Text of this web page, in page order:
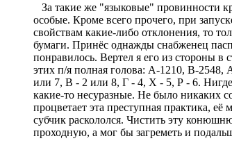
За такие же "языковые" провинности
особые. Кроме всего прочего, при
свойствам какие-либо отклонения, то
бумаги. Принёс однажды снабженец
понравилось. Вертел я его из стороны в
этих п/я полная голова: А-1210, В-2548,
или 7, В - 2 или 8, Г - 4, Х - 5, Р - 6. Нигде
какие-то несуразные. Не было никаких
процветает эта преступная практика,
субчик раскололся. Чистить эту
проходную, а мог бы загреметь и